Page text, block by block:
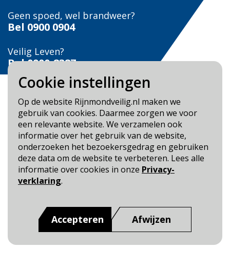
Cookie instellingen
Op de website Rijnmondveilig.nl maken we
gebruik van cookies. Daarmee zorgen we voor
een relevante website. We verzamelen ook
informatie over het gebruik van de website,
onderzoeken het bezoekersgedrag en gebruiken
deze data om de website te verbeteren. Lees alle
informatie over cookies in onze Privacy-
verklaring.
Accepteren Afwijzen
Geen spoed, wel brandweer?
Bel 0900 0904
Veilig Leven?
Bel 0900-8387
Blijf op de hoogte
Cookie- en Privacybeleid
Toegankelijkheid